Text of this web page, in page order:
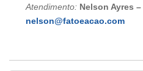
Atendimento: Nelson Ayres –
nelson@fatoeacao.com